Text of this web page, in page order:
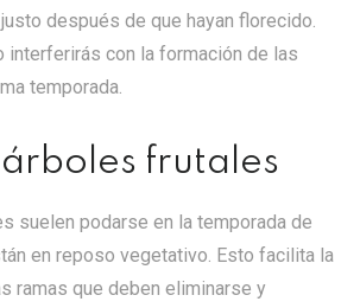
después de que hayan florecido.
interferirás con la formación de las
temporada.
frutales
suelen podarse en la temporada de
en reposo vegetativo. Esto facilita la
ramas que deben eliminarse y